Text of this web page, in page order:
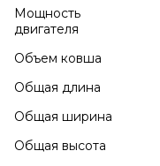
Мощность
двигателя
Объем ковша
Общая длина
Общая ширина
Общая высота